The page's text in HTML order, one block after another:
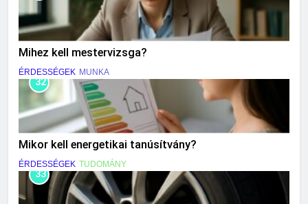
Mihez kell mestervizsga?
ÉRDESSÉGEK MUNKA
32
Mikor kell energetikai tanúsítvány?
ÉRDESSÉGEK TUDOMÁNY
33